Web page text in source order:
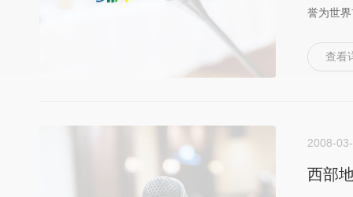
誉为世
查看
2008-
西部